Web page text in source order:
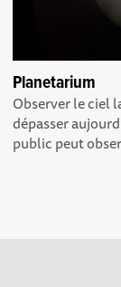
Planetarium
Observer le ciel
dépasser
public peut